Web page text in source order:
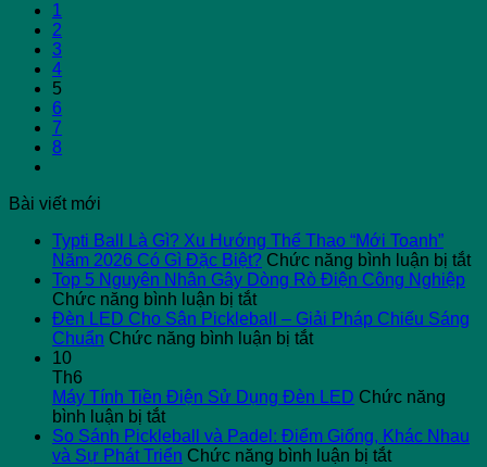
1
2
3
4
5
6
7
8
Bài viết mới
Typti Ball Là Gì? Xu Hướng Thể Thao “Mới Toanh”
Năm 2026 Có Gì Đặc Biệt? Chức năng bình luận bị tắtở
Top 5 Nguyên Nhân Gây Dòng Rò Điện Công Nghiệp
Chức năng bình luận bị tắtở
Top
5
Gây
Rò
Điện
Đèn LED Cho Sân Pickleball – Giải Pháp Chiếu Sáng
Chuẩn Chức năng bình luận bị tắtở
Cho
Pickleball
–
10
Th6
Máy Tính Tiền Điện Sử Dụng Đèn LED Chức năng
bình luận bị tắtở
Máy
Tính
So Sánh Pickleball và Padel: Điểm Giống, Khác Nhau
và Sự Phát Triển Chức năng bình luận bị tắtở